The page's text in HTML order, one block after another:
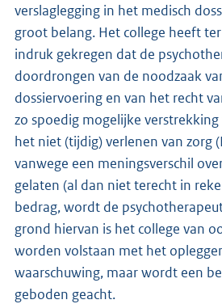
verslaglegging in het medisch
groot belang. Het college heeft
indruk gekregen dat de
doordrongen van de noodzaak
dossiervoering en van het recht
zo spoedig mogelijke
het niet (tijdig) verlenen van zorg
vanwege een meningsverschil
gelaten (al dan niet terecht in
bedrag, wordt de
grond hiervan is het college van
worden volstaan met het
waarschuwing, maar wordt een
geboden geacht.